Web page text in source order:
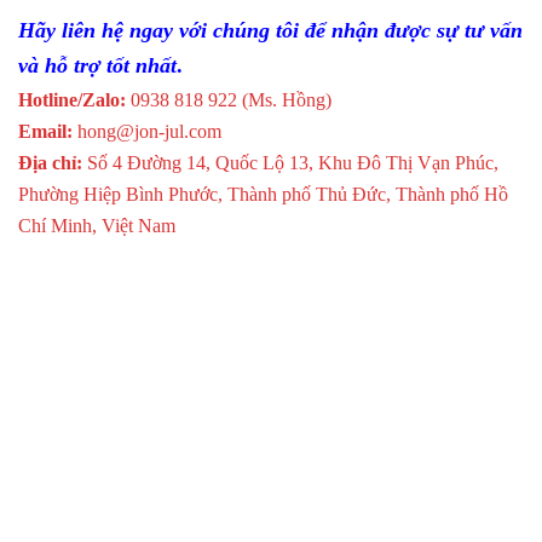
Hãy liên hệ ngay với chúng tôi để nhận được sự tư vấn
và hỗ trợ tốt nhất.
Hotline/Zalo: 0938 818 922 (Ms. Hồng)
Email: hong@jon-jul.com
Địa chỉ: Số 4 Đường 14, Quốc Lộ 13, Khu Đô Thị Vạn Phúc,
Phường Hiệp Bình Phước, Thành phố Thủ Đức, Thành phố Hồ
Chí Minh, Việt Nam